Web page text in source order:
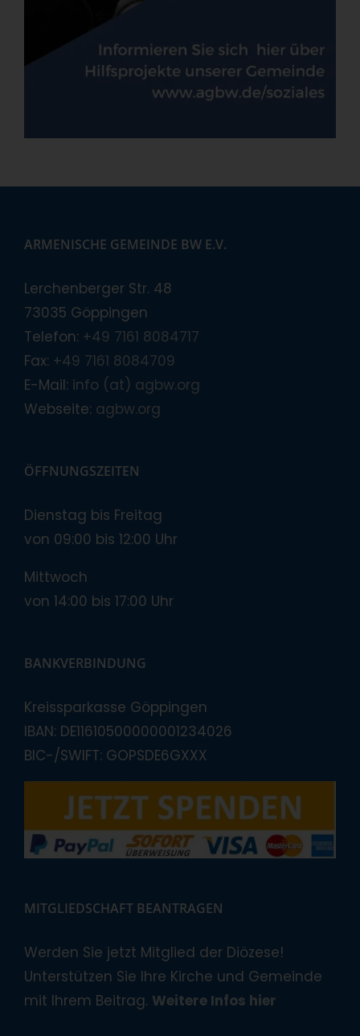
ARMENISCHE GEMEINDE BW E.V.
Lerchenberger Str. 48
73035 Göppingen
Telefon: +49 7161 8084717
Fax: +49 7161 8084709
E-Mail: info (at) agbw.org
Webseite: agbw.org
ÖFFNUNGSZEITEN
Dienstag bis Freitag
von 09:00 bis 12:00 Uhr
Mittwoch
von 14:00 bis 17:00 Uhr
BANKVERBINDUNG
Kreissparkasse Göppingen
IBAN: DE11610500000001234026
BIC-/SWIFT: GOPSDE6GXXX
MITGLIEDSCHAFT BEANTRAGEN
Werden Sie jetzt Mitglied der Diözese!
Unterstützen Sie Ihre Kirche und Gemeinde
mit Ihrem Beitrag. Weitere Infos hier